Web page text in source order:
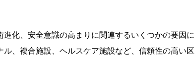
化、安全意識の高まりに関連するいくつかの要因に
、複合施設、ヘルスケア施設など、信頼性の高い区